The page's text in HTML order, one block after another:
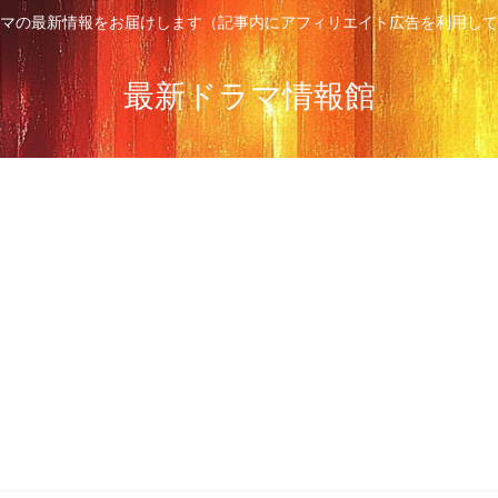
の最新情報をお届けします（記事内にアフィリエイト広告を利用し
最新ドラマ情報館